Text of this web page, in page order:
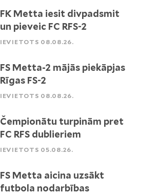
FK Metta iesit divpadsmit
un pieveic FC RFS-2
IEVIETOTS 08.08.26.
FS Metta-2 mājās piekāpjas
Rīgas FS-2
IEVIETOTS 08.08.26.
Čempionātu turpinām pret
FC RFS dublieriem
IEVIETOTS 05.08.26.
FS Metta aicina uzsākt
futbola nodarbības